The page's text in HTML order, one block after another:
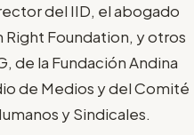
del IID, el abogado
Right Foundation, y otros
de la Fundación Andina
de Medios y del Comité
y Sindicales.